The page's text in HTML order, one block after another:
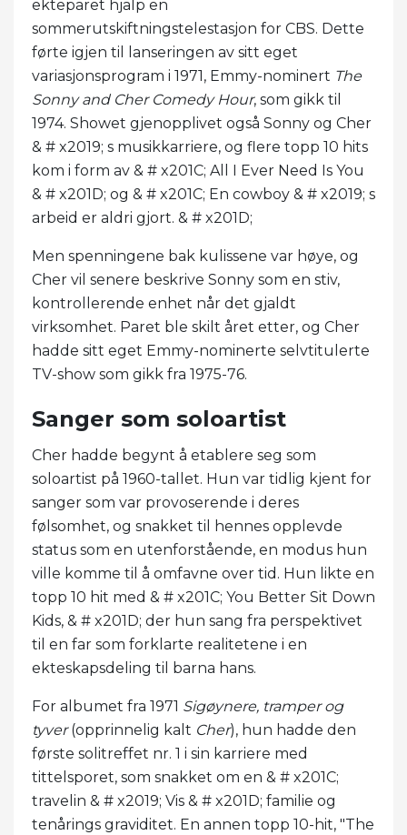
ekteparet hjalp en
sommerutskiftningstelestasjon for CBS. Dette
førte igjen til lanseringen av sitt eget
variasjonsprogram i 1971, Emmy-nominert The
Sonny and Cher Comedy Hour, som gikk til
1974. Showet gjenopplivet også Sonny og Cher
& # x2019; s musikkarriere, og flere topp 10 hits
kom i form av & # x201C; All I Ever Need Is You
& # x201D; og & # x201C; En cowboy & # x2019; s
arbeid er aldri gjort. & # x201D;
Men spenningene bak kulissene var høye, og
Cher vil senere beskrive Sonny som en stiv,
kontrollerende enhet når det gjaldt
virksomhet. Paret ble skilt året etter, og Cher
hadde sitt eget Emmy-nominerte selvtitulerte
TV-show som gikk fra 1975-76.
Sanger som soloartist
Cher hadde begynt å etablere seg som
soloartist på 1960-tallet. Hun var tidlig kjent for
sanger som var provoserende i deres
følsomhet, og snakket til hennes opplevde
status som en utenforstående, en modus hun
ville komme til å omfavne over tid. Hun likte en
topp 10 hit med & # x201C; You Better Sit Down
Kids, & # x201D; der hun sang fra perspektivet
til en far som forklarte realitetene i en
ekteskapsdeling til barna hans.
For albumet fra 1971 Sigøynere, tramper og
tyver(opprinnelig kalt Cher), hun hadde den
første solitreffet nr. 1 i sin karriere med
tittelsporet, som snakket om en & # x201C;
travelin & # x2019; Vis & # x201D; familie og
tenårings graviditet. En annen topp 10-hit, "The